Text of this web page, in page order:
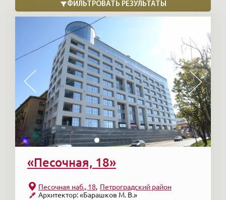
«Песочная, 18»
Архитектор: «Барашков М. В.»
Песочная наб., 18 Петроградский район